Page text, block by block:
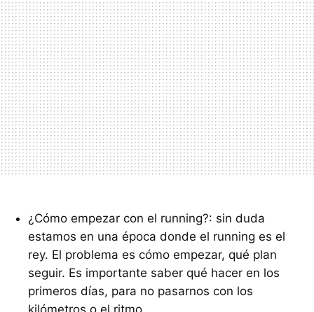
¿Cómo empezar con el running?: sin duda
estamos en una época donde el running es el
rey. El problema es cómo empezar, qué plan
seguir. Es importante saber qué hacer en los
primeros días, para no pasarnos con los